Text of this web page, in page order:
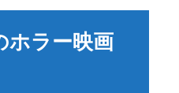
ホラー映画